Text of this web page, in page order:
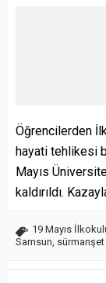
Öğrencilerden
hayati tehlikesi
Mayıs
kaldırıldı.
19 Mayıs
Samsun sürmanşet